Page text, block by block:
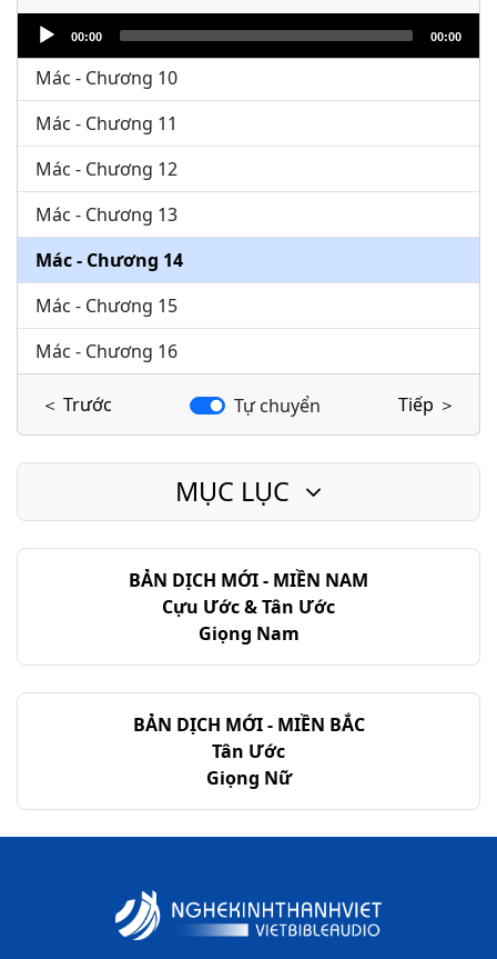
Audio
Player
00:00 00:00
Mác - Chương 9
Mác - Chương 10
Mác - Chương 11
Mác - Chương 12
Mác - Chương 13
Mác - Chương 14
Mác - Chương 15
Mác - Chương 16
＜ Trước Tự chuyển Tiếp ＞
BẢN DỊCH MỚI - MIỀN NAM
Cựu Ước & Tân Ước
Giọng Nam
BẢN DỊCH MỚI - MIỀN BẮC
Tân Ước
Giọng Nữ
MỤC LỤC